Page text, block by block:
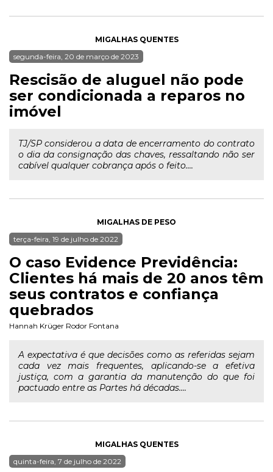
MIGALHAS QUENTES
segunda-feira, 20 de março de 2023
Rescisão de aluguel não pode
ser condicionada a reparos no
imóvel
TJ/SP considerou a data de encerramento do contrato
o dia da consignação das chaves, ressaltando não ser
cabível qualquer cobrança após o feito....
MIGALHAS DE PESO
terça-feira, 19 de julho de 2022
O caso Evidence Previdência:
Clientes há mais de 20 anos têm
seus contratos e confiança
quebrados
Hannah Krüger Rodor Fontana
A expectativa é que decisões como as referidas sejam
cada vez mais frequentes, aplicando-se a efetiva
justiça, com a garantia da manutenção do que foi
pactuado entre as Partes há décadas....
MIGALHAS QUENTES
quinta-feira, 7 de julho de 2022